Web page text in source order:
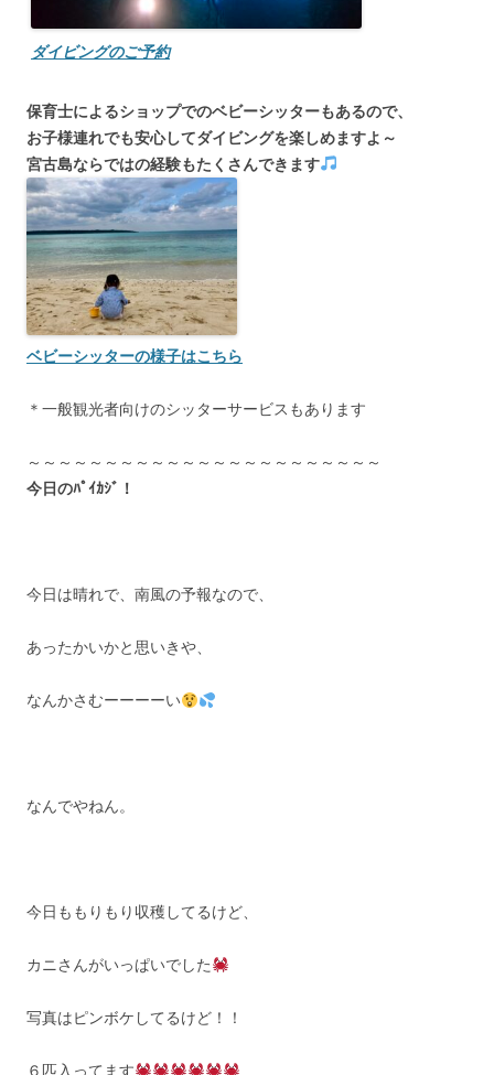
ダイビングのご予約
保育士によるショップでのベビーシッターもあるので、
お子様連れでも安心してダイビングを楽しめますよ～
宮古島ならではの経験もたくさんできます
ベビーシッターの様子はこちら
＊一般観光者向けのシッターサービスもあります
～～～～～～～～～～～～～～～～～～～～～～～
今日のﾊﾟｲｶｼﾞ！
今日は晴れで、南風の予報なので、
あったかいかと思いきや、
なんかさむーーーーい
なんでやねん。
今日ももりもり収穫してるけど、
カニさんがいっぱいでした
写真はピンボケしてるけど！！
６匹入ってます